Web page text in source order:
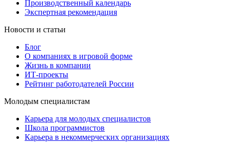
Производственный календарь
Экспертная рекомендация
Новости и статьи
Блог
О компаниях в игровой форме
Жизнь в компании
ИТ-проекты
Рейтинг работодателей России
Молодым специалистам
Карьера для молодых специалистов
Школа программистов
Карьера в некоммерческих организациях